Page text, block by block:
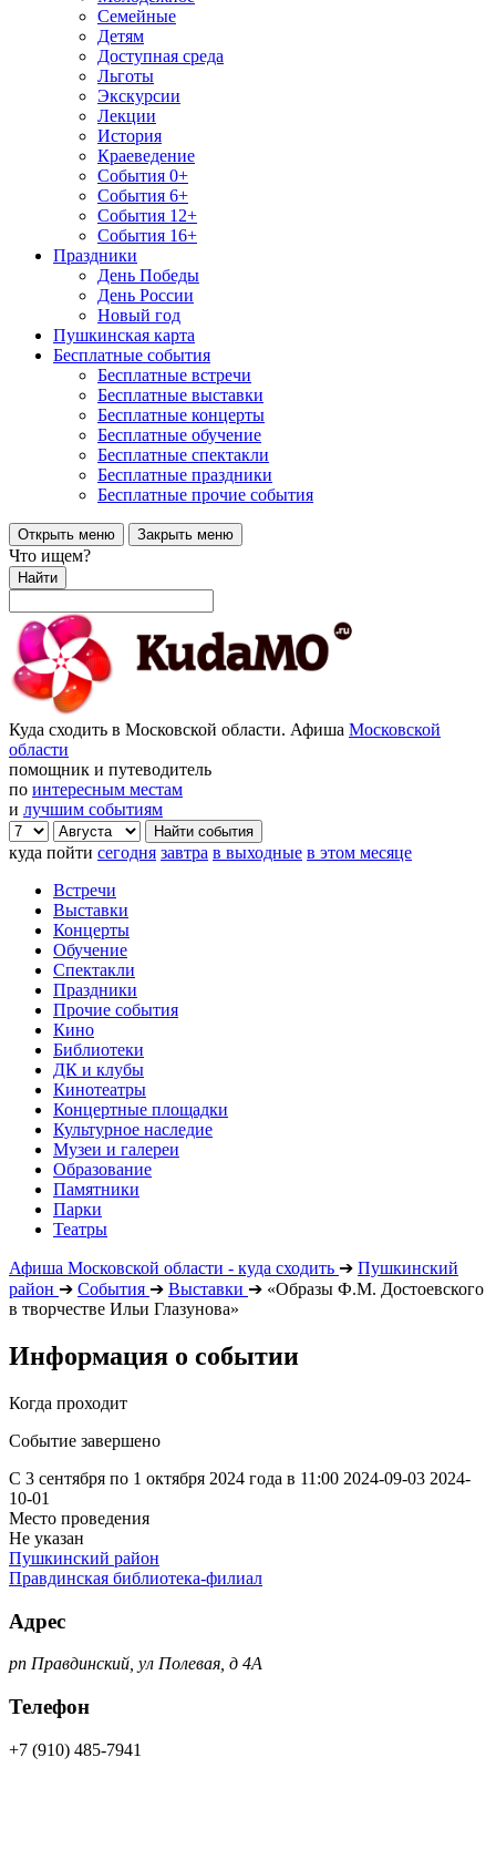
Семейные
Детям
Доступная среда
Льготы
Экскурсии
Лекции
История
Краеведение
События 0+
События 6+
События 12+
События 16+
Праздники
День Победы
День России
Новый год
Пушкинская карта
Бесплатные события
Бесплатные встречи
Бесплатные выставки
Бесплатные концерты
Бесплатные обучение
Бесплатные спектакли
Бесплатные праздники
Бесплатные прочие события
Открыть меню Закрыть меню
Что ищем?
Найти
Куда сходить в Московской области. Афиша Московской
области
помощник и путеводитель
по интересным местам
и лучшим событиям
куда пойти сегодня завтра в выходные в этом месяце
Встречи
Выставки
Концерты
Обучение
Спектакли
Праздники
Прочие события
Кино
Библиотеки
ДК и клубы
Кинотеатры
Концертные площадки
Культурное наследие
Музеи и галереи
Образование
Памятники
Парки
Театры
Афиша Московской области - куда сходить ➔ Пушкинский
район ➔ События ➔ Выставки ➔ «Образы Ф.М. Достоевского
в творчестве Ильи Глазунова»
Информация о событии
Когда проходит
Событие завершено
С 3 сентября по 1 октября 2024 года в 11:00 2024-09-03 2024-
10-01
Место проведения
Не указан
Пушкинский район
Правдинская библиотека-филиал
Адрес
рп Правдинский, ул Полевая, д 4А
Телефон
+7 (910) 485-7941